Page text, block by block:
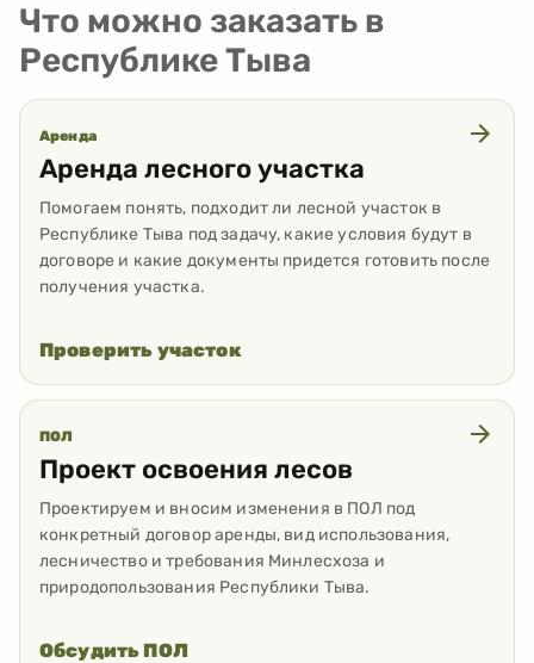
Что можно заказать в
Республике Тыва
Аренда
Аренда лесного участка
Помогаем понять, подходит ли лесной участок в
Республике Тыва под задачу, какие условия будут в
договоре и какие документы придется готовить после
получения участка.
Проверить участок
ПОЛ
Проект освоения лесов
Проектируем и вносим изменения в ПОЛ под
конкретный договор аренды, вид использования,
лесничество и требования Минлесхоза и
природопользования Республики Тыва.
Обсудить ПОЛ